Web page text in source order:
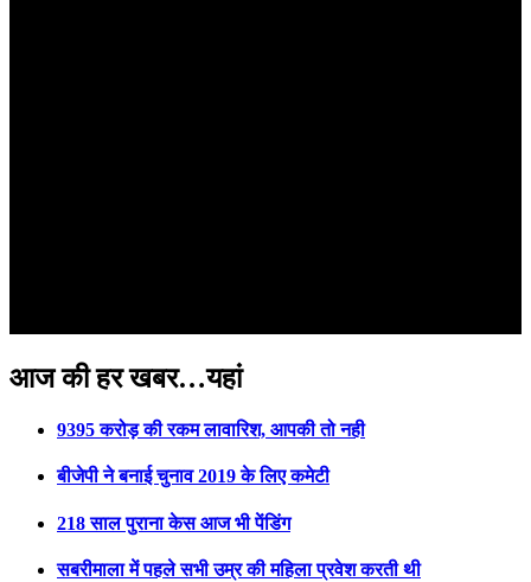
आज की हर खबर…यहां
9395 करोड़ की रकम लावारिश, आपकी तो नही
बीजेपी ने बनाई चुनाव 2019 के लिए कमेटी
218 साल पुराना केस आज भी पेंडिंग
सबरीमाला में पहले सभी उम्र की महिला प्रवेश करती थी